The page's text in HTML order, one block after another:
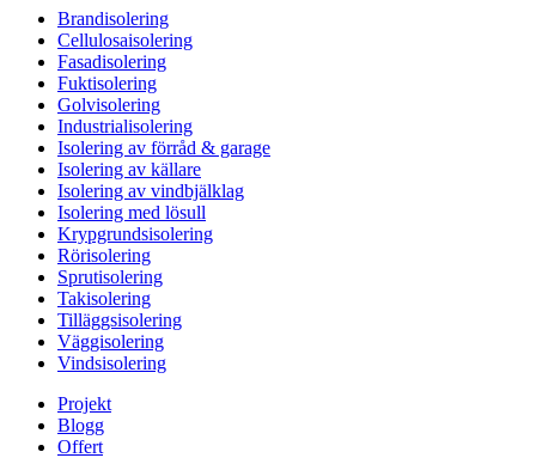
Brandisolering
Cellulosaisolering
Fasadisolering
Fuktisolering
Golvisolering
Industrialisolering
Isolering av förråd & garage
Isolering av källare
Isolering av vindbjälklag
Isolering med lösull
Krypgrundsisolering
Rörisolering
Sprutisolering
Takisolering
Tilläggsisolering
Väggisolering
Vindsisolering
Projekt
Blogg
Offert